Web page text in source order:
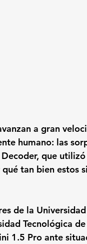
a gran
humano: las
que
tan bien estos
de la
Tecnológica
1.5 Pro ante